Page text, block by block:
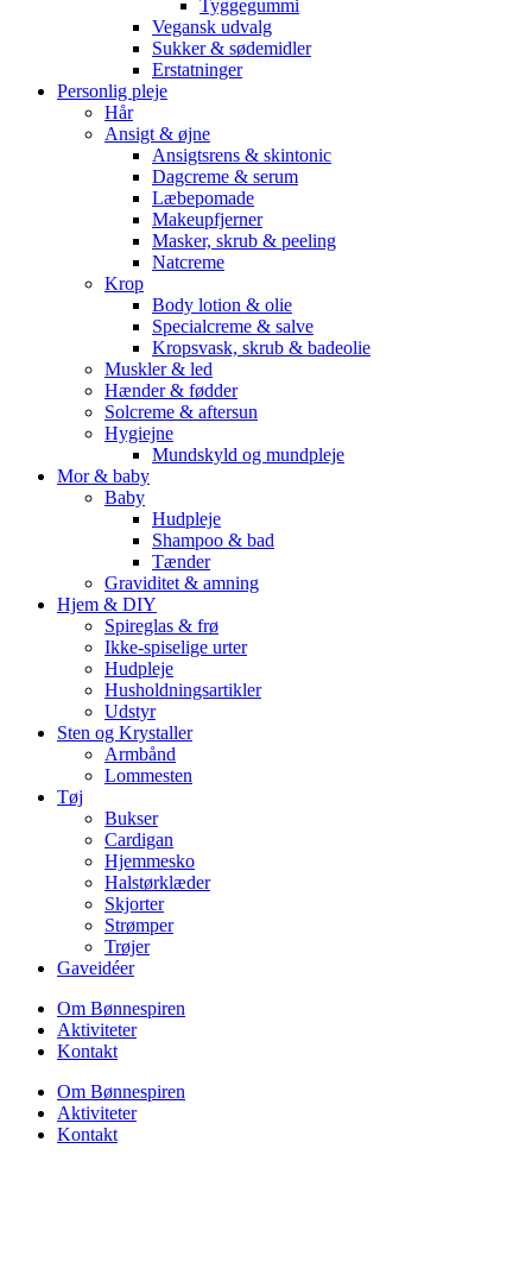
Tyggegummi
Vegansk udvalg
Sukker & sødemidler
Erstatninger
Personlig pleje
Hår
Ansigt & øjne
Ansigtsrens & skintonic
Dagcreme & serum
Læbepomade
Makeupfjerner
Masker, skrub & peeling
Natcreme
Krop
Body lotion & olie
Specialcreme & salve
Kropsvask, skrub & badeolie
Muskler & led
Hænder & fødder
Solcreme & aftersun
Hygiejne
Mundskyld og mundpleje
Mor & baby
Baby
Hudpleje
Shampoo & bad
Tænder
Graviditet & amning
Hjem & DIY
Spireglas & frø
Ikke-spiselige urter
Hudpleje
Husholdningsartikler
Udstyr
Sten og Krystaller
Armbånd
Lommesten
Tøj
Bukser
Cardigan
Hjemmesko
Halstørklæder
Skjorter
Strømper
Trøjer
Gaveidéer
Om Bønnespiren
Aktiviteter
Kontakt
Om Bønnespiren
Aktiviteter
Kontakt